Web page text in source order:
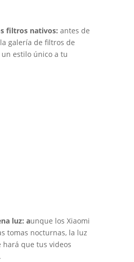
filtros nativos: antes de
galería de filtros de
estilo único a tu
luz: aunque los Xiaomi
tomas nocturnas, la luz
que tus videos